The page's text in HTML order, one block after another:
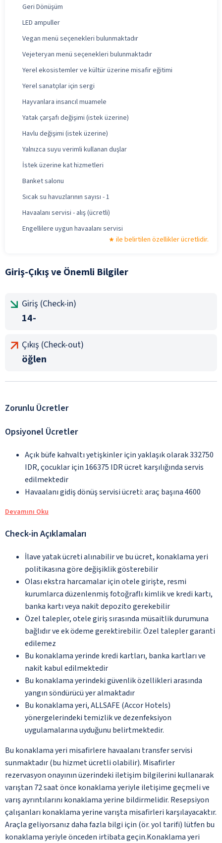
Geri Dönüşüm
LED ampuller
Vegan menü seçenekleri bulunmaktadır
Vejeteryan menü seçenekleri bulunmaktadır
Yerel ekosistemler ve kültür üzerine misafir eğitimi
Yerel sanatçılar için sergi
Hayvanlara insancıl muamele
Yatak çarşafı değişimi (istek üzerine)
Havlu değişimi (istek üzerine)
Yalnızca suyu verimli kullanan duşlar
İstek üzerine kat hizmetleri
Banket salonu
Sıcak su havuzlarının sayısı - 1
Havaalanı servisi - alış (ücretli)
Engellilere uygun havaalanı servisi
ile belirtilen özellikler ücretlidir.
Giriş-Çıkış ve Önemli Bilgiler
Giriş (Check-in)
14-
Çıkış (Check-out)
öğlen
Zorunlu Ücretler
Opsiyonel Ücretler
Açık büfe kahvaltı yetişkinler için yaklaşık olarak 332750
IDR, çocuklar için 166375 IDR ücret karşılığında servis
edilmektedir
Havaalanı gidiş dönüş servisi ücreti: araç başına 4600
Devamını Oku
Check-in Açıklamaları
İlave yatak ücreti alınabilir ve bu ücret, konaklama yeri
politikasına göre değişiklik gösterebilir
Olası ekstra harcamalar için otele girişte, resmi
kurumlarca düzenlenmiş fotoğraflı kimlik ve kredi kartı,
banka kartı veya nakit depozito gerekebilir
Özel talepler, otele giriş sırasında müsaitlik durumuna
bağlıdır ve ek ödeme gerektirebilir. Özel talepler garanti
edilemez
Bu konaklama yerinde kredi kartları, banka kartları ve
nakit kabul edilmektedir
Bu konaklama yerindeki güvenlik özellikleri arasında
yangın söndürücü yer almaktadır
Bu konaklama yeri, ALLSAFE (Accor Hotels)
yönergelerindeki temizlik ve dezenfeksiyon
uygulamalarına uyduğunu belirtmektedir.
Bu konaklama yeri misafirlere havaalanı transfer servisi
sunmaktadır (bu hizmet ücretli olabilir). Misafirler
rezervasyon onayının üzerindeki iletişim bilgilerini kullanarak
varıştan 72 saat önce konaklama yeriyle iletişime geçmeli ve
varış ayrıntılarını konaklama yerine bildirmelidir. Resepsiyon
çalışanları konaklama yerine varışta misafirleri karşılayacaktır.
Araçla geliyorsanız daha fazla bilgi için (ör. yol tarifi) lütfen bu
konaklama yeriyle önceden irtibata geçin.Konaklama yeri